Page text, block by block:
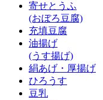
寄せとうふ
(おぼろ豆腐)
充填豆腐
油揚げ
(うす揚げ)
絹あげ・厚揚げ
ひろうす
豆乳